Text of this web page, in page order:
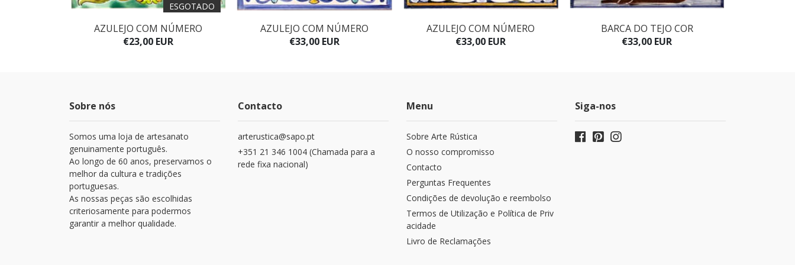
ESGOTADO
AZULEJO COM NÚMERO
€23,00 EUR
AZULEJO COM NÚMERO
€33,00 EUR
AZULEJO COM NÚMERO
€33,00 EUR
BARCA DO TEJO COR
€33,00 EUR
Sobre nós
Somos uma loja de artesanato
genuinamente português.
Ao longo de 60 anos, preservamos o
melhor da cultura e tradições
portuguesas.
As nossas peças são escolhidas
criteriosamente para podermos
garantir a melhor qualidade.
Contacto
arterustica@sapo.pt
+351 21 346 1004 (Chamada para a
rede fixa nacional)
Menu
Sobre Arte Rústica
O nosso compromisso
Contacto
Perguntas Frequentes
Condições de devolução e reembolso
Termos de Utilização e Política de Priv
acidade
Livro de Reclamações
Siga-nos